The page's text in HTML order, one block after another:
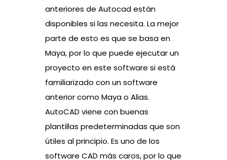
anteriores de Autocad están
disponibles si las necesita. La mejor
parte de esto es que se basa en
Maya, por lo que puede ejecutar un
proyecto en este software si está
familiarizado con un software
anterior como Maya o Alias.
AutoCAD viene con buenas
plantillas predeterminadas que son
útiles al principio. Es uno de los
software CAD más caros, por lo que